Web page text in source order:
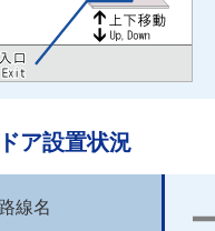
ア設置状況
路線名